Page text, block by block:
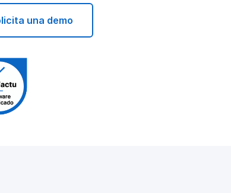
una demo